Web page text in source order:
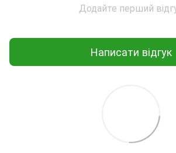
Додайте перший
Написати відгук